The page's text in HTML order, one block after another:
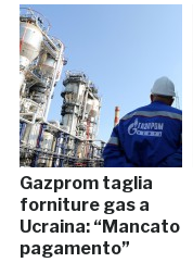
Gazprom taglia
forniture gas a
Ucraina: “Mancato
pagamento”